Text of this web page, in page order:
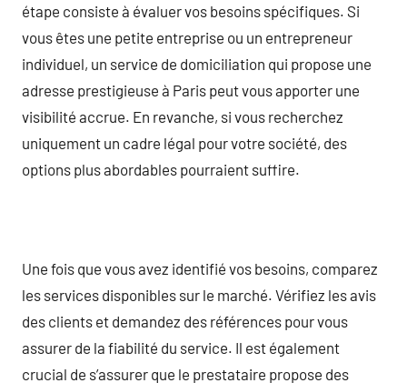
étape consiste à évaluer vos besoins spécifiques. Si
vous êtes une petite entreprise ou un entrepreneur
individuel, un service de domiciliation qui propose une
adresse prestigieuse à Paris peut vous apporter une
visibilité accrue. En revanche, si vous recherchez
uniquement un cadre légal pour votre société, des
options plus abordables pourraient suffire.
Une fois que vous avez identifié vos besoins, comparez
les services disponibles sur le marché. Vérifiez les avis
des clients et demandez des références pour vous
assurer de la fiabilité du service. Il est également
crucial de s’assurer que le prestataire propose des